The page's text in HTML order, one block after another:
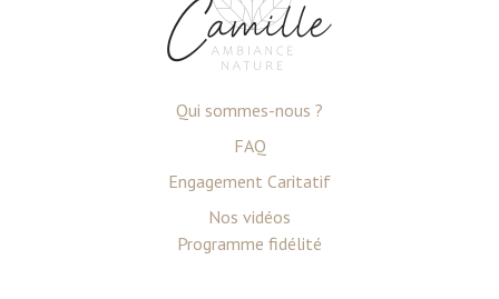
Qui sommes-nous ?
FAQ
Engagement Caritatif
Nos vidéos
Programme fidélité